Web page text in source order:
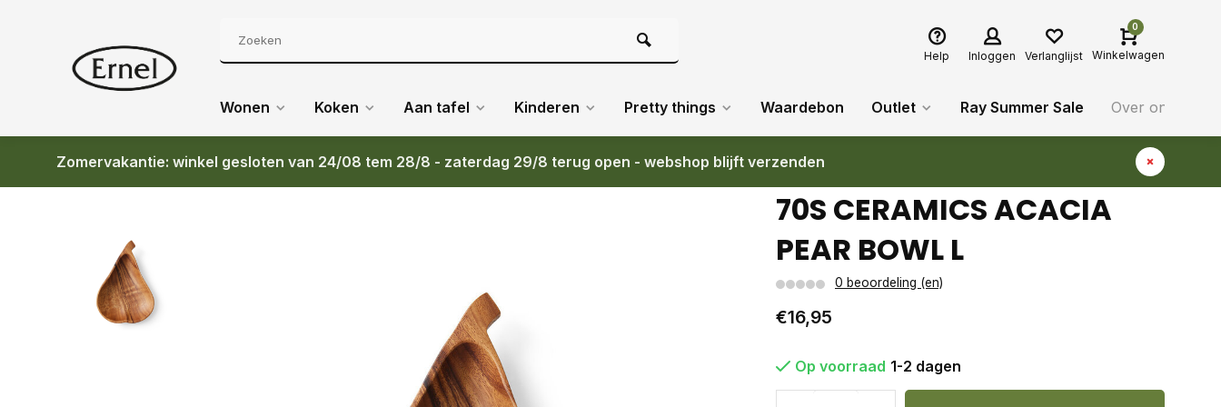
Help Inloggen Verlanglijst
0
Winkelwagen
Wonen Koken Aan tafel Kinderen Pretty things Waardebon Outlet Ray Summer Sale Over ons
Zomervakantie: winkel gesloten van 24/08 tem 28/8 - zaterdag 29/8 terug open - webshop blijft verzenden
Terug 70S CERAMICS ACACIA PEAR BOWL L
70S CERAMICS ACACIA
PEAR BOWL L
0 beoordeling (en)
€16,95
Op voorraad 1-2 dagen